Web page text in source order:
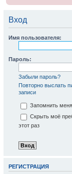
Вход
Имя пользователя:
Пароль:
Забыли пароль?
Повторно выслать
записи
Запомнить меня
Скрыть моё
этот раз
РЕГИСТРАЦИЯ